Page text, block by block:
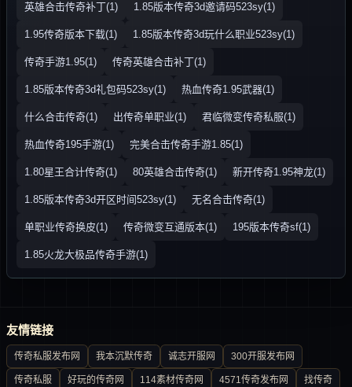
英雄合击传奇补丁(1) 1.85版本传奇3d邀请码523sy(1)
1.95传奇版本下载(1) 1.85版本传奇3d玩什么职业523sy(1)
传奇手游1.95(1) 传奇英雄合击补丁(1)
1.85版本传奇3d礼包码523sy(1) 热血传奇1.95武器(1)
什么合击传奇(1) 出传奇单职业(1) 君临微变传奇私服(1)
热血传奇195手游(1) 完美合击传奇手游1.85(1)
1.80星王合计传奇(1) 80英雄合击传奇(1) 新开传奇1.95神龙(1)
1.85版本传奇3d开区时间523sy(1) 无名合击传奇(1)
单职业传奇换皮(1) 传奇微变互通版本(1) 195版本传奇sf(1)
1.85火龙大极品传奇手游(1)
友情链接
传奇私服发布网 我本沉默传奇 诚志开服网 300开服发布网
传奇私服 好玩的传奇网 114素材传奇网 4571传奇发布网 找传奇